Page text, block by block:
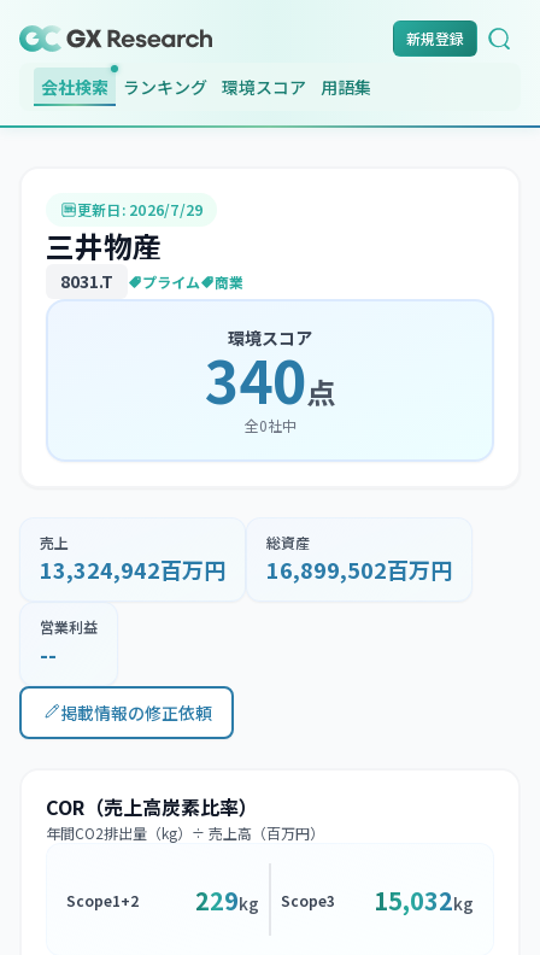
新規登録
会社検索 ランキング 環境スコア 用語集
更新日: 2026/7/29
三井物産
8031.T プライム 商業
環境スコア
340点
全0社中
売上
13,324,942百万円
総資産
16,899,502百万円
営業利益
--
掲載情報の修正依頼
COR（売上高炭素比率）
年間CO2排出量（kg）÷ 売上高（百万円）
Scope1+2 229kg Scope3 15,032kg